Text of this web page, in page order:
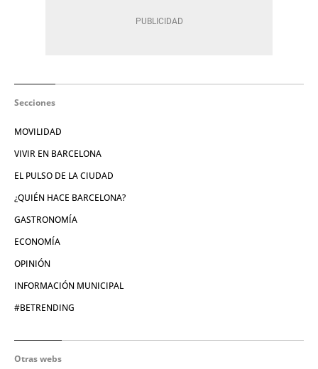
Secciones
MOVILIDAD
VIVIR EN BARCELONA
EL PULSO DE LA CIUDAD
¿QUIÉN HACE BARCELONA?
GASTRONOMÍA
ECONOMÍA
OPINIÓN
INFORMACIÓN MUNICIPAL
#BETRENDING
Otras webs